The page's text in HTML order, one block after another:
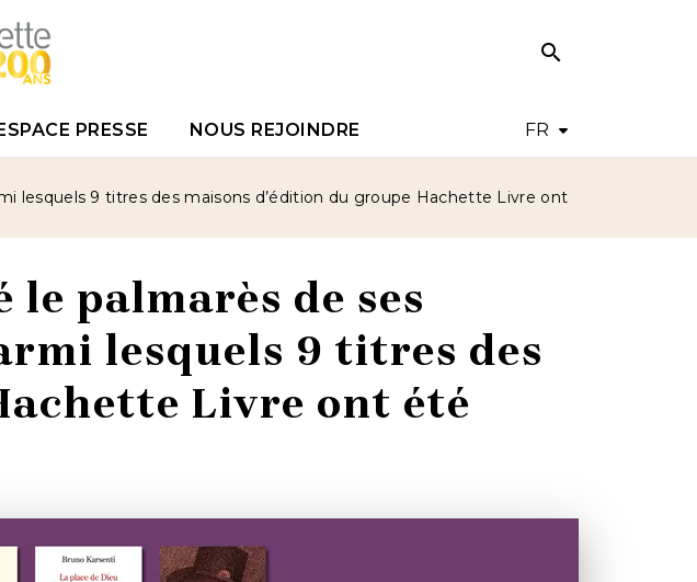
FR
search
PRESSE NOUS REJOINDRE
lesquels 9 titres des maisons d’édition du groupe Hachette Livre ont
le palmarès de ses
lesquels 9 titres des
Livre ont été